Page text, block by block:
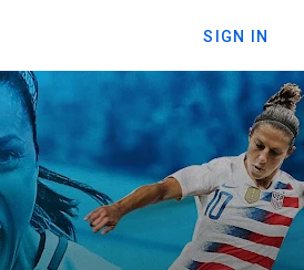
SIGN IN